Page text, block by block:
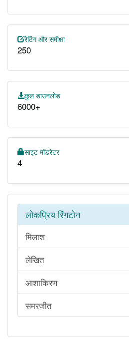
रेटिंग और समीक्षा
250
कुल डाउनलोड
6000+
साइट मॉडरेटर
4
लोकप्रिय रिंगटोन
मिलाश
लेखित
आशाकिरण
समरजीत